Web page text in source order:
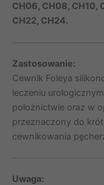
CH06, CH08, CH10,
CH22, CH24.
Zastosowanie:
Cewnik Foleya
leczeniu
położnictwie oraz w
przeznaczony do
cewnikowania
Uwaga: